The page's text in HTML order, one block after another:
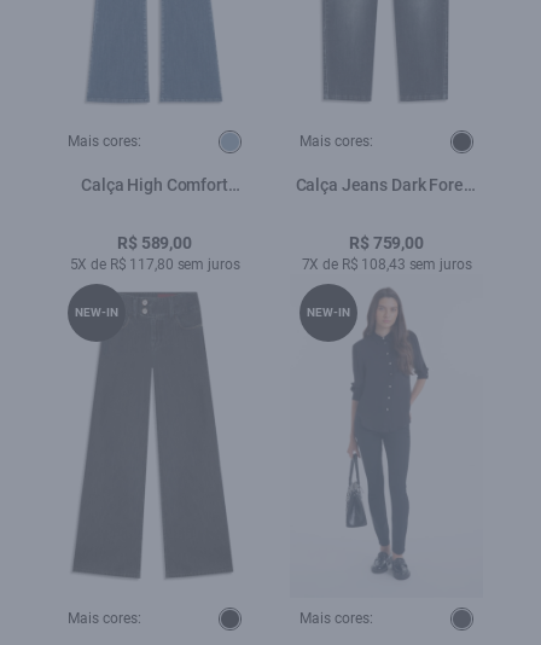
Mais cores:
Calça High Comfort
R$ 589,00
5X de R$ 117,80 sem juros
Mais cores:
Calça Jeans Dark Forest
Lav. Escuro C/ Rede
R$ 759,00
7X de R$ 108,43 sem juros
Mais cores:
NEW-IN
Mais cores:
NEW-IN